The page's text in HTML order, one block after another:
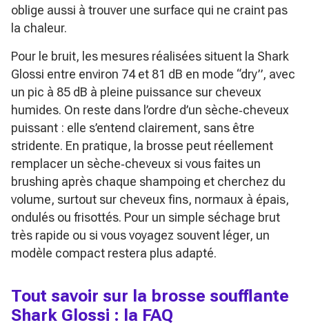
oblige aussi à trouver une surface qui ne craint pas
la chaleur.
Pour le bruit, les mesures réalisées situent la Shark
Glossi entre environ 74 et 81 dB en mode “dry”, avec
un pic à 85 dB à pleine puissance sur cheveux
humides. On reste dans l’ordre d’un sèche‑cheveux
puissant : elle s’entend clairement, sans être
stridente. En pratique, la brosse peut réellement
remplacer un sèche‑cheveux si vous faites un
brushing après chaque shampoing et cherchez du
volume, surtout sur cheveux fins, normaux à épais,
ondulés ou frisottés. Pour un simple séchage brut
très rapide ou si vous voyagez souvent léger, un
modèle compact restera plus adapté.
Tout savoir sur la brosse soufflante
Shark Glossi : la FAQ